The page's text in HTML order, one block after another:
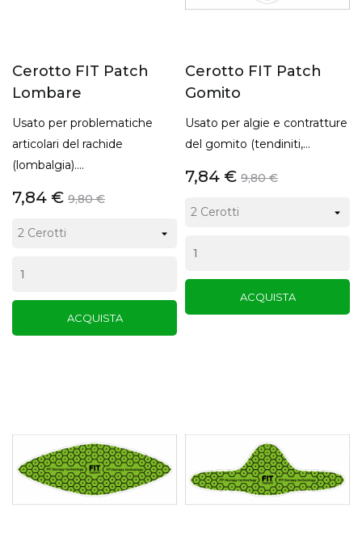
Cerotto FIT Patch
Lombare
Usato per problematiche
articolari del rachide
(lombalgia)....
7,84 € 9,80 €
ACQUISTA
Cerotto FIT Patch
Gomito
Usato per algie e contratture
del gomito (tendiniti,...
7,84 € 9,80 €
ACQUISTA